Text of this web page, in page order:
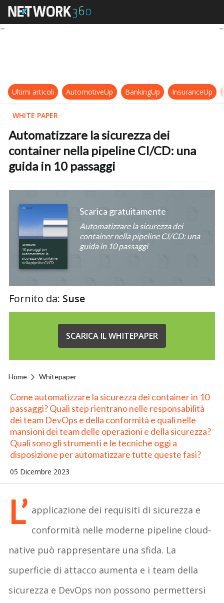
Automatizzare la sicurezza dei
Ultimi articoli AutomotiveUp BankingUp InsuranceUp
WHITE PAPER
Automatizzare la sicurezza dei
container nella pipeline CI/CD: una
guida in 10 passaggi
Scarica gratuitamente
Automatizzare la sicurezza dei
container nella pipeline CI/CD: una
guida in 10 passaggi
Fornito da: Suse
SCARICA IL WHITEPAPER
Home Whitepaper
Come automatizzare la sicurezza dei container in 10
passaggi? Quali step rientrano nelle responsabilità
dei team DevOps e della conformità e quali nelle
mansioni dei team delle operazioni e della sicurezza?
Quali sono gli strumenti e le tecniche oggi a
disposizione per automatizzare tutte queste fasi?
05 Dicembre 2023
L’ applicazione dei requisiti di sicurezza e
conformità nelle moderne pipeline cloud-
native può rappresentare una sfida. La
superficie di attacco aumenta e i team della
sicurezza e DevOps non possono permettersi